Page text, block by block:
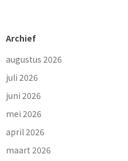
Archief
augustus 2026
juli 2026
juni 2026
mei 2026
april 2026
maart 2026